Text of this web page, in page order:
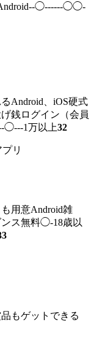
Android--◯------◯◯-
Android、iOS硬式
銭ログイン（会員
◯---1万以上32
リ
用意Android雑
ス無料◯-18歳以
もゲットできる